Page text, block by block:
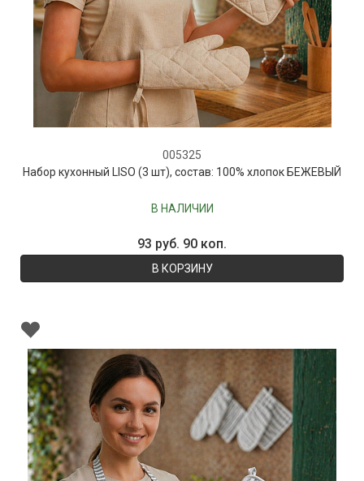
005325
Набор кухонный LISO (3 шт), состав: 100% хлопок БЕЖЕВЫЙ
В НАЛИЧИИ
93 руб. 90 коп.
В КОРЗИНУ